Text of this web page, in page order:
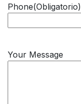
Phone(Obligatorio)
Your Message